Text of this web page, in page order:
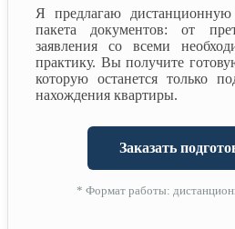
Я предлагаю дистанционную
пакета документов: от
заявления со всеми
практику. Вы получите
которую останется только
нахождения квартиры.
Заказать
* Формат работы: